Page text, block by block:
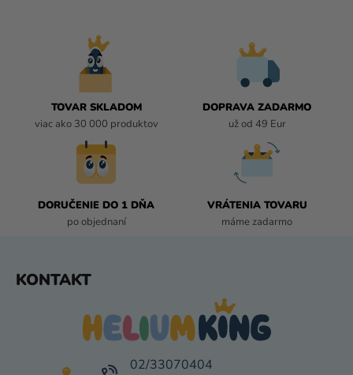
TOVAR SKLADOM
viac ako 30 000 produktov
DOPRAVA ZADARMO
už od 49 Eur
DORUČENIE DO 1 DŇA
po objednaní
VRÁTENIA TOVARU
máme zadarmo
KONTAKT
02/33070404